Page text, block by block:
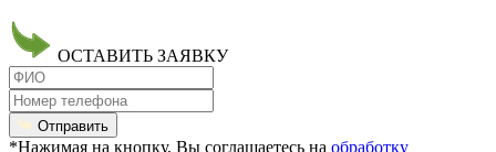
ОСТАВИТЬ ЗАЯВКУ
Отправить
*Нажимая на кнопку, Вы соглашаетесь на обработку